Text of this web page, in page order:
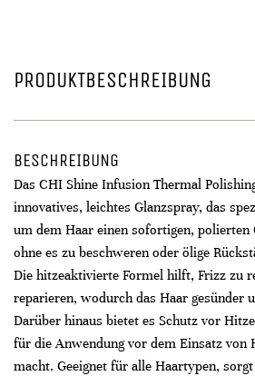
PRODUKTBESCHREIBUNG
BESCHREIBUNG
Das CHI Shine Infusion Thermal
innovatives, leichtes Glanzspray, das
um dem Haar einen sofortigen, polierten
ohne es zu beschweren oder ölige
Die hitzeaktivierte Formel hilft, Frizz zu
reparieren, wodurch das Haar gesünder
Darüber hinaus bietet es Schutz vor
für die Anwendung vor dem Einsatz von
macht. Geeignet für alle Haartypen,